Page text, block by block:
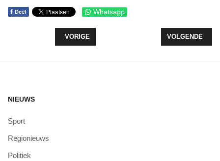
f Deel Whatsapp
VORIG ARTIKEL: WATERSCHAP
VORIGE VOLGENDE
VOLGENDE
NIEUWS
Sport
Regionieuws
Politiek